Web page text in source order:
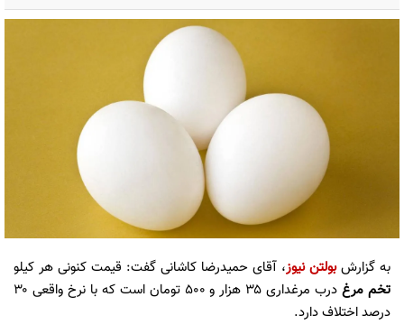
به گزارشبولتن نیوز، آقای حمیدرضا کاشانی گفت: قیمت کنونی هر کیلو
تخم مرغ
درب مرغداری ۳۵ هزار و ۵۰۰ تومان است که با نرخ واقعی ۳۰
درصد اختلاف دارد.